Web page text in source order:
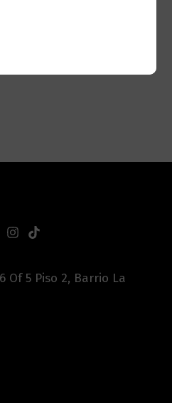
Of 5 Piso 2, Barrio La